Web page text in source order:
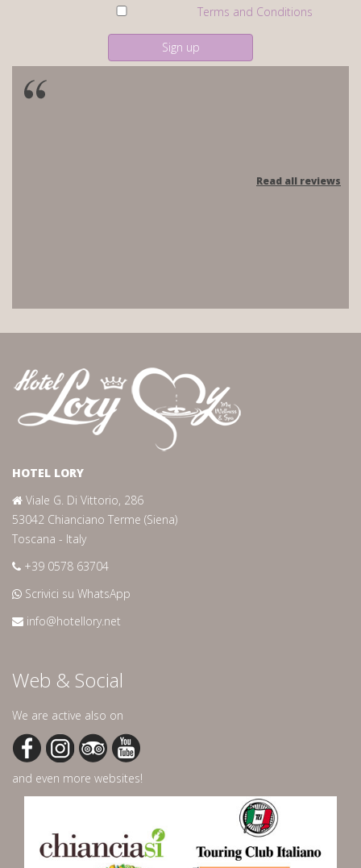
Terms and Conditions
Read all reviews
HOTEL LORY
Viale G. Di Vittorio, 286
53042 Chianciano Terme (Siena)
Toscana - Italy
+39 0578 63704
Scrivici su WhatsApp
info@hotellory.net
Web & Social
We are active also on
and even more websites!